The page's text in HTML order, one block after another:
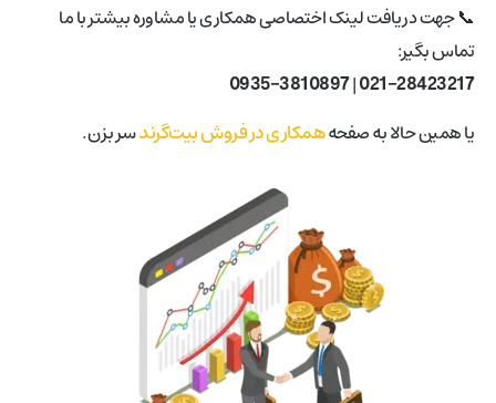
📞 جهت دریافت لینک اختصاصی همکاری یا مشاوره بیشتر با ما
تماس بگیر:
021-28423217
|
0935-3810897
یا همین حالا به صفحههمکاری در فروش بیت‌گرندسر بزن.